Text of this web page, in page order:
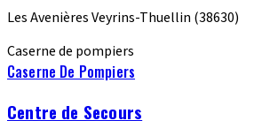
Les Avenières Veyrins-Thuellin (38630)
Caserne de pompiers
Caserne De Pompiers
Centre de Secours